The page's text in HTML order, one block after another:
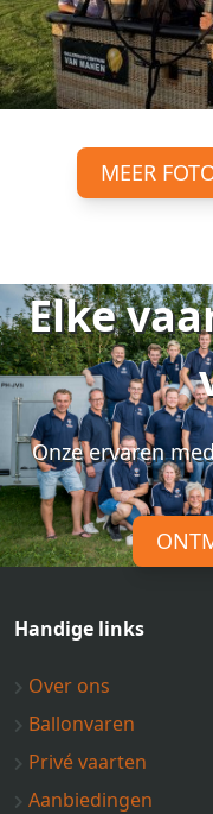
MEER
Elke
Onze ervaren
Handige links
Over ons
Ballonvaren
Privé vaarten
Aanbiedingen